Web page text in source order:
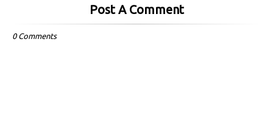
Post A Comment
0 Comments